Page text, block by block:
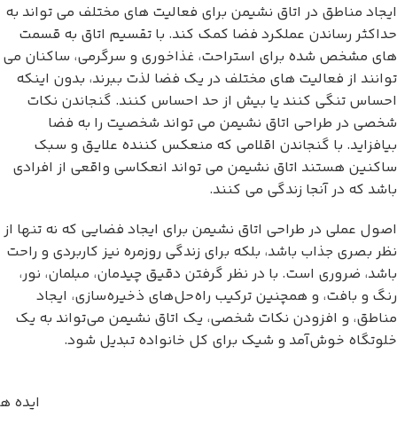
ایجاد مناطق در اتاق نشیمن برای فعالیت های مختلف می تواند به
حداکثر رساندن عملکرد فضا کمک کند. با تقسیم اتاق به قسمت
های مشخص شده برای استراحت، غذاخوری و سرگرمی، ساکنان می
توانند از فعالیت های مختلف در یک فضا لذت ببرند، بدون اینکه
احساس تنگی کنند یا بیش از حد احساس کنند. گنجاندن نکات
شخصی در طراحی اتاق نشیمن می تواند شخصیت را به فضا
بیافزاید. با گنجاندن اقلامی که منعکس کننده علایق و سبک
ساکنین هستند اتاق نشیمن می تواند انعکاسی واقعی از افرادی
باشد که در آنجا زندگی می کنند.
اصول عملی در طراحی اتاق نشیمن برای ایجاد فضایی که نه تنها از
نظر بصری جذاب باشد، بلکه برای زندگی روزمره نیز کاربردی و راحت
باشد، ضروری است. با در نظر گرفتن دقیق چیدمان، مبلمان، نور،
رنگ و بافت، و همچنین ترکیب راه‌حل‌های ذخیره‌سازی، ایجاد
مناطق، و افزودن نکات شخصی، یک اتاق نشیمن می‌تواند به یک
خلوتگاه خوش‌آمد و شیک برای کل خانواده تبدیل شود.
ایده